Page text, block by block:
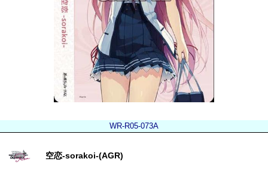
WR-R05-073A
空恋-sorakoi-(AGR)